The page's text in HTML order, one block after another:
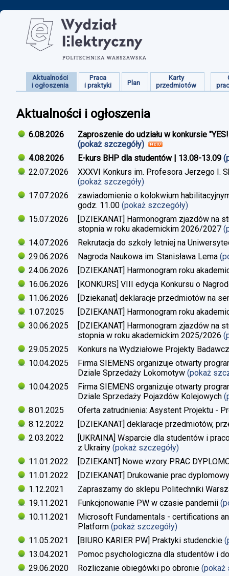
Aktualności
i ogłoszenia
Praca
i praktyki
Plan
Karty
przedmiotów
Aktualności i ogłoszenia
6.08.2026
Zaproszenie do udziału w konkursie
(pokaż szczegóły)
4.08.2026
E-kurs BHP dla studentów | 13.08-13.09
22.07.2026
XXXVI Konkurs im. Profesora Jerzego I.
(pokaż szczegóły)
17.07.2026
zawiadomienie o kolokwium
godz. 11.00 (pokaż szczegóły)
15.07.2026
[DZIEKANAT] Harmonogram zjazdów na
stopnia w roku akademickim 2026/2027
14.07.2026
Rekrutacja do szkoły letniej na
29.06.2026
Nagroda Naukowa im. Stanisława Lema
24.06.2026
[DZIEKANAT] Harmonogram roku
16.06.2026
[KONKURS] VIII edycja Konkursu o
11.06.2026
[Dziekanat] deklaracje przedmiotów na
1.07.2025
[DZIEKANAT] Harmonogram roku
30.06.2025
[DZIEKANAT] Harmonogram zjazdów na
stopnia w roku akademickim 2025/2026
29.05.2025
Konkurs na Wydziałowe Projekty
10.04.2025
Firma SIEMENS organizuje otwarty
Dziale Sprzedaży Lokomotyw (pokaż
10.04.2025
Firma SIEMENS organizuje otwarty
Dziale Sprzedaży Pojazdów Kolejowych
8.01.2025
Oferta zatrudnienia: Asystent Projektu -
8.12.2022
[DZIEKANAT] deklaracje przedmiotów,
2.03.2022
[UKRAINA] Wsparcie dla studentów i
z Ukrainy (pokaż szczegóły)
11.01.2022
[DZIEKANT] Nowe wzory PRAC
11.01.2022
[DZIEKANAT] Drukowanie prac
1.12.2021
Zapraszamy do sklepu Politechniki
19.11.2021
Funkcjonowanie PW w czasie pandemii
10.11.2021
Microsoft Fundamentals - certifications
Platform (pokaż szczegóły)
11.05.2021
[BIURO KARIER PW] Praktyki studenckie
13.04.2021
Pomoc psychologiczna dla studentów i
29.06.2020
Rozliczanie obiegówki po obronie (pokaż